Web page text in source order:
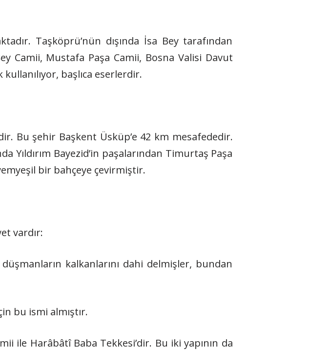
Taşköprü’nün dışında İsa Bey tarafından
Camii, Mustafa Paşa Camii, Bosna Valisi Davut
başlıca eserlerdir.
Bu şehir Başkent Üsküp’e 42 km mesafededir.
Yıldırım Bayezid’in paşalarından Timurtaş Paşa
bir bahçeye çevirmiştir.
vardır:
kalkanlarını dahi delmişler, bundan
bu ismi almıştır.
ile Harâbâtî Baba Tekkesi’dir. Bu iki yapının da